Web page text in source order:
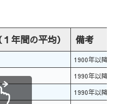
年間の平均） 備考
1900年以降
1990年以降
1990年以降